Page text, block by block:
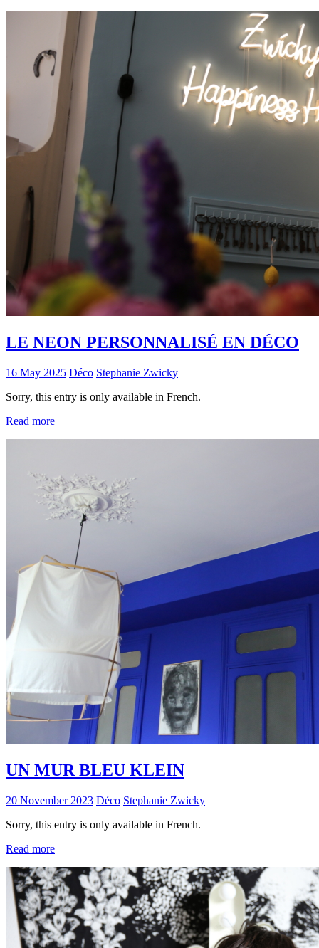
LE NEON PERSONNALISÉ EN DÉCO
16 May 2025 Déco Stephanie Zwicky
Sorry, this entry is only available in French.
Read more
UN MUR BLEU KLEIN
20 November 2023 Déco Stephanie Zwicky
Sorry, this entry is only available in French.
Read more